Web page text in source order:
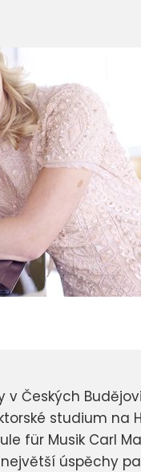
Českých
studium na
für Musik Carl
úspěchy